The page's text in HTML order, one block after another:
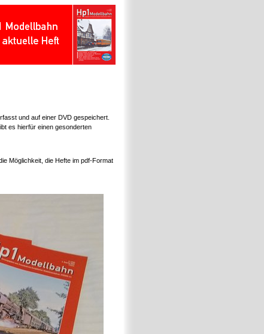
und auf einer DVD gespeichert.
es hierfür einen gesonderten
Möglichkeit, die Hefte im pdf-Format